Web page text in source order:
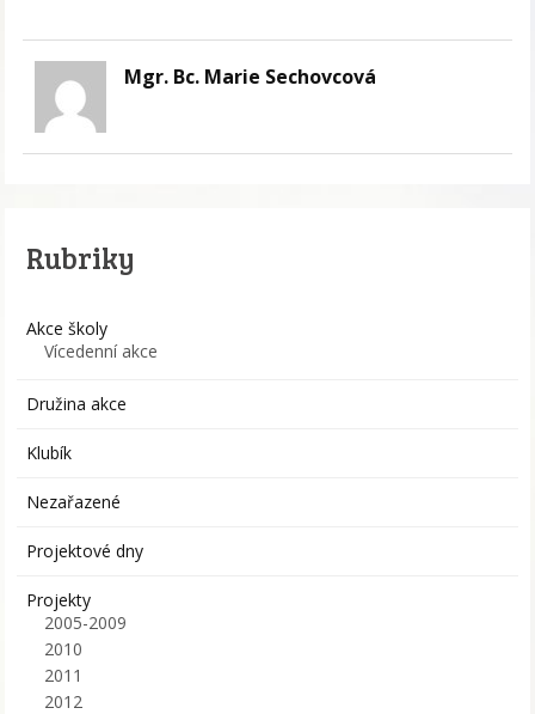
Mgr. Bc. Marie Sechovcová
Rubriky
Akce školy
Vícedenní akce
Družina akce
Klubík
Nezařazené
Projektové dny
Projekty
2005-2009
2010
2011
2012